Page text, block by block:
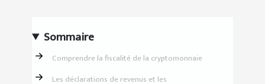
Sommaire
Comprendre la fiscalité de la cryptomonnaie
Les déclarations de revenus et les